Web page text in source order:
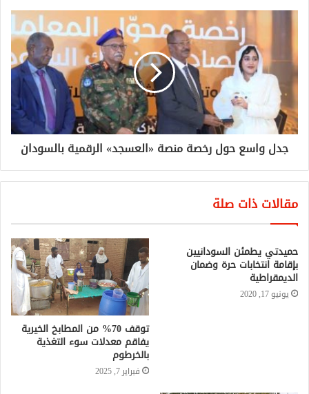
جدل واسع حول رخصة منصة «العسجد» الرقمية بالسودان
مقالات ذات صلة
حميدتي يطمئن السودانيين
بإقامة انتخابات حرة وضمان
الديمقراطية
يونيو 17, 2020
توقف 70% من المطابخ الخيرية
يفاقم معدلات سوء التغذية
بالخرطوم
فبراير 7, 2025